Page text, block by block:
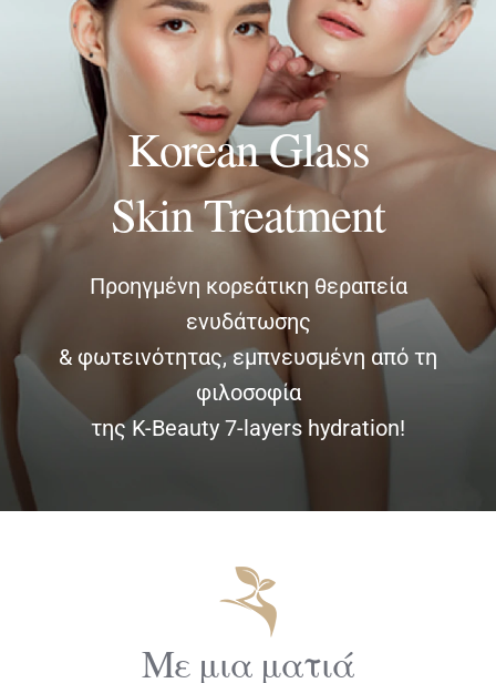
ΔΙΑΓΝΩΣΤΙΚΕΣ ΑΝΑΛΥΣΕΙΣ
BLOG
ΕΠΙΚΟΙΝΩΝΙΑ
Korean Glass
Skin Treatment
Προηγμένη κορεάτικη θεραπεία
ενυδάτωσης
& φωτεινότητας, εμπνευσμένη από τη
φιλοσοφία
της K-Beauty 7-layers hydration!
Με μια ματιά